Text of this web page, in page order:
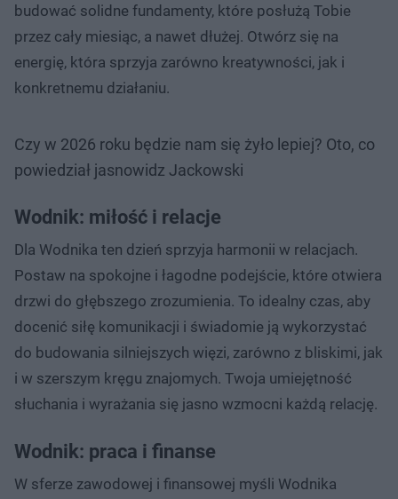
budować solidne fundamenty, które posłużą Tobie
przez cały miesiąc, a nawet dłużej. Otwórz się na
energię, która sprzyja zarówno kreatywności, jak i
konkretnemu działaniu.
Czy w 2026 roku będzie nam się żyło lepiej? Oto, co
powiedział jasnowidz Jackowski
Wodnik: miłość i relacje
Dla Wodnika ten dzień sprzyja harmonii w relacjach.
Postaw na spokojne i łagodne podejście, które otwiera
drzwi do głębszego zrozumienia. To idealny czas, aby
docenić siłę komunikacji i świadomie ją wykorzystać
do budowania silniejszych więzi, zarówno z bliskimi, jak
i w szerszym kręgu znajomych. Twoja umiejętność
słuchania i wyrażania się jasno wzmocni każdą relację.
Wodnik: praca i finanse
W sferze zawodowej i finansowej myśli Wodnika